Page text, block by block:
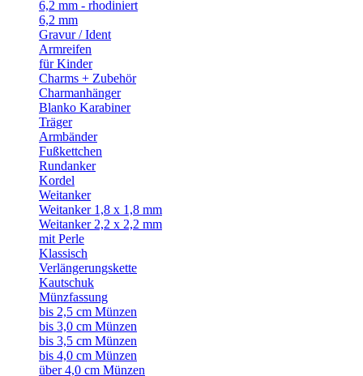
6,2 mm - rhodiniert
6,2 mm
Gravur / Ident
Armreifen
für Kinder
Charms + Zubehör
Charmanhänger
Blanko Karabiner
Träger
Armbänder
Fußkettchen
Rundanker
Kordel
Weitanker
Weitanker 1,8 x 1,8 mm
Weitanker 2,2 x 2,2 mm
mit Perle
Klassisch
Verlängerungskette
Kautschuk
Münzfassung
bis 2,5 cm Münzen
bis 3,0 cm Münzen
bis 3,5 cm Münzen
bis 4,0 cm Münzen
über 4,0 cm Münzen